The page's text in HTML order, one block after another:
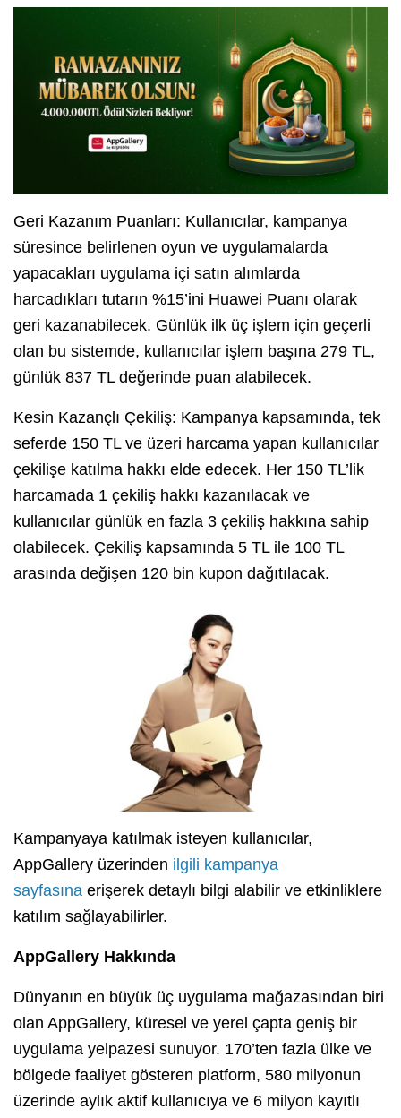
Geri Kazanım Puanları: Kullanıcılar, kampanya
süresince belirlenen oyun ve uygulamalarda
yapacakları uygulama içi satın alımlarda
harcadıkları tutarın %15’ini Huawei Puanı olarak
geri kazanabilecek. Günlük ilk üç işlem için geçerli
olan bu sistemde, kullanıcılar işlem başına 279 TL,
günlük 837 TL değerinde puan alabilecek.
Kesin Kazançlı Çekiliş: Kampanya kapsamında, tek
seferde 150 TL ve üzeri harcama yapan kullanıcılar
çekilişe katılma hakkı elde edecek. Her 150 TL’lik
harcamada 1 çekiliş hakkı kazanılacak ve
kullanıcılar günlük en fazla 3 çekiliş hakkına sahip
olabilecek. Çekiliş kapsamında 5 TL ile 100 TL
arasında değişen 120 bin kupon dağıtılacak.
Kampanyaya katılmak isteyen kullanıcılar,
AppGallery üzerinden ilgili kampanya
sayfasına erişerek detaylı bilgi alabilir ve etkinliklere
katılım sağlayabilirler.
AppGallery Hakkında
Dünyanın en büyük üç uygulama mağazasından biri
olan AppGallery, küresel ve yerel çapta geniş bir
uygulama yelpazesi sunuyor. 170’ten fazla ülke ve
bölgede faaliyet gösteren platform, 580 milyonun
üzerinde aylık aktif kullanıcıya ve 6 milyon kayıtlı